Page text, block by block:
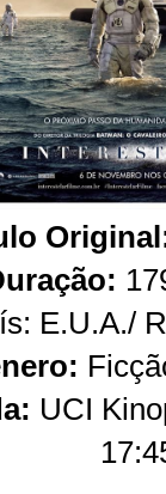
E.U.A./
UCI